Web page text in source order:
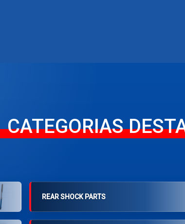
CATEGORIAS
REAR SHOCK PARTS